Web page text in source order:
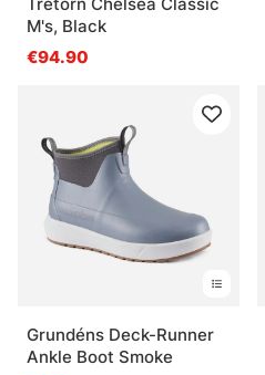
M's, Black
€94.90
Grundéns Deck-Runner
Ankle Boot Smoke